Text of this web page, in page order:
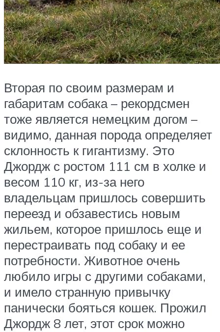
Вторая по своим размерам и
габаритам собака – рекордсмен
тоже является немецким догом –
видимо, данная порода определяет
склонность к гигантизму. Это
Джордж с ростом 111 см в холке и
весом 110 кг, из-за него
владельцам пришлось совершить
переезд и обзавестись новым
жильем, которое пришлось еще и
перестраивать под собаку и ее
потребности. Животное очень
любило игры с другими собаками,
и имело странную привычку
панически бояться кошек. Прожил
Джордж 8 лет, этот срок можно